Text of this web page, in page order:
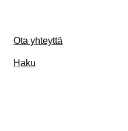
Ota yhteyttä
Haku